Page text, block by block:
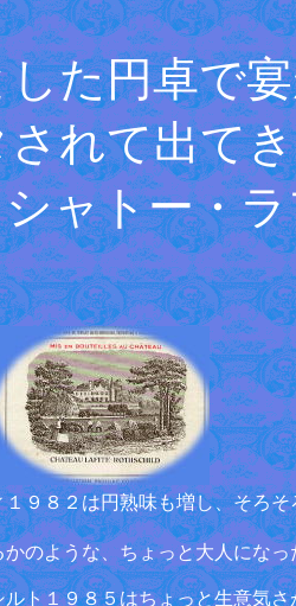
た円卓で
れて出て
ャトー・
９８２は円熟味も増し、そろ
のような、ちょっと大人にな
ト１９８５はちょっと生意気